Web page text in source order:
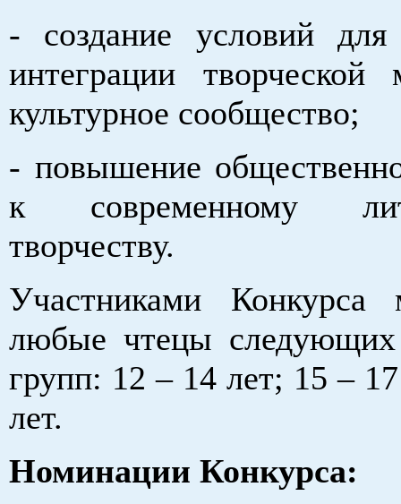
- создание условий
интеграции
культурное сообщество;
- повышение
к современному
творчеству.
Участниками Конкурса
любые чтецы следующих
групп: 12 – 14 лет; 15 –
лет.
Номинации Конкурса: